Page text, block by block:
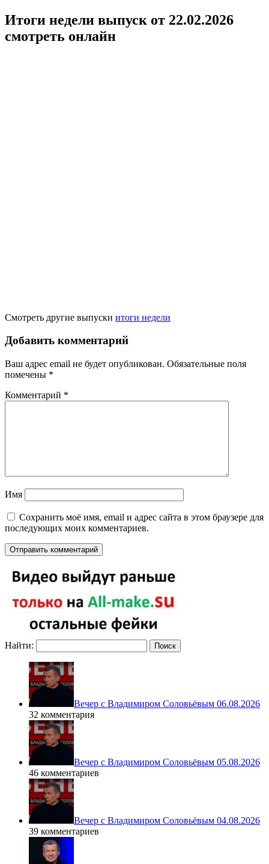
Итоги недели выпуск от 22.02.2026
смотреть онлайн
Смотреть другие выпуски итоги недели
Добавить комментарий
Ваш адрес email не будет опубликован. Обязательные поля
помечены *
Комментарий *
Имя
Сохранить моё имя, email и адрес сайта в этом браузере для
последующих моих комментариев.
Найти:
Вечер с Владимиром Соловьёвым 06.08.2026
32 комментария
Вечер с Владимиром Соловьёвым 05.08.2026
46 комментариев
Вечер с Владимиром Соловьёвым 04.08.2026
39 комментариев